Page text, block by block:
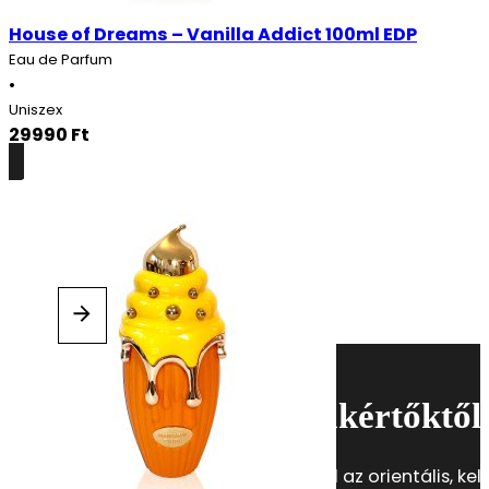
House of Dreams – Vanilla Addict 100ml EDP
Eau de Parfum
•
Uniszex
29990 Ft
Részletek
Minden, a parfümökről
Hírek, tanácsok a szakértőktől
Iratkozz fel hírlevelünkre, és fedezd fel az orientális,